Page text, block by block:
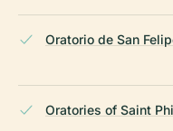
Oratorio de San
Oratories of Saint